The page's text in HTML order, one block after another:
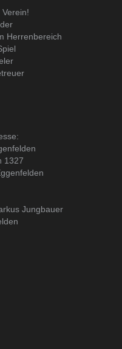
Herrenbereich
1327
Jungbauer